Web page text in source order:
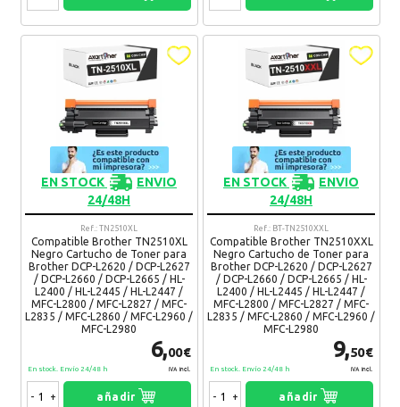
Recomendaría su compra:
GERARDO 13. 11. 2025
Buena calidad y durabilidad
Desventajas:Manchan un poco al final de su vida útil
Recomendaría su compra:
LUIS 23. 08. 2025
Buen producto y buena calidad de copia
Ventajas: Servicio rápido
Desventajas:deberia tener más capacidad, se agota
pronto
Recomendaría su compra:
TECNALUM APLICACIONES, S.L.
ENTREGA MUY RAPIDA
Recomendaría su compra:
EN STOCK
ENVIO
24/48H
Ref.: TN2510XL
Compatible Brother TN2510XL
Negro Cartucho de Toner para
Brother DCP-L2620 / DCP-L2627
/ DCP-L2660 / DCP-L2665 / HL-
L2400 / HL-L2445 / HL-L2447 /
MFC-L2800 / MFC-L2827 / MFC-
L2835 / MFC-L2860 / MFC-L2960 /
MFC-L2980
6,00€
IVA Incl.
En stock. Envío 24/48 h
- + añadir
EN STOCK
ENVIO
24/48H
Ref.: BT-TN2510XXL
Compatible Brother TN2510XXL
Negro Cartucho de Toner para
Brother DCP-L2620 / DCP-L2627
/ DCP-L2660 / DCP-L2665 / HL-
L2400 / HL-L2445 / HL-L2447 /
MFC-L2800 / MFC-L2827 / MFC-
L2835 / MFC-L2860 / MFC-L2960 /
MFC-L2980
9,50€
IVA Incl.
En stock. Envío 24/48 h
- + añadir